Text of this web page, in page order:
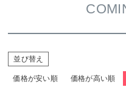
並び替え
価格が安い順 価格が高い順